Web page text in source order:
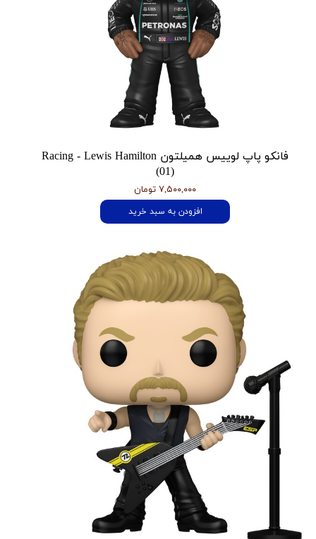
فانکو پاپ لوییس همیلتون Racing - Lewis Hamilton
(01)
۷,۵۰۰,۰۰۰ تومان
افزودن به سبد خرید